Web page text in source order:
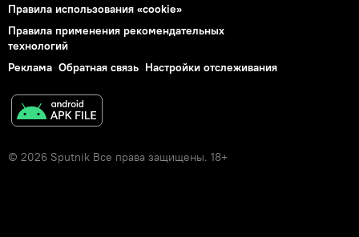
Правила использования «cookie»
Правила применения рекомендательных
технологий
Реклама Обратная связь Настройки отслеживания
© 2026 Sputnik Все права защищены. 18+